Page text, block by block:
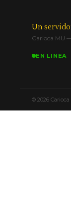
Un
Carioca MU
EN LINEA
© 2026 Carioca